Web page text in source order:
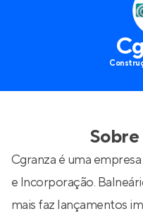
Sobre
Cgranza é uma
e Incorporação.
mais faz lançamentos